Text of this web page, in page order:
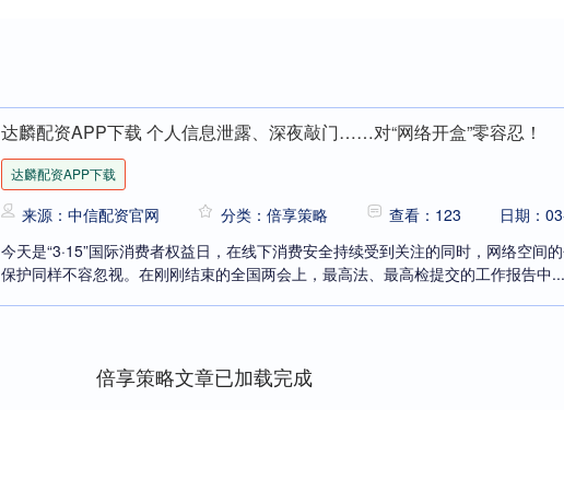
达麟配资APP下载 个人信息泄露、深夜敲门……对“网络开盒”零容忍！
达麟配资APP下载
来源：中信配资官网 分类：倍享策略 查看：123
日期：
今天是“3·15”国际消费者权益日，在线下消费安全持续受到关注的同时，网络空间
保护同样不容忽视。在刚刚结束的全国两会上，最高法、最高检提交的工作报告中
倍享策略文章已加载完成